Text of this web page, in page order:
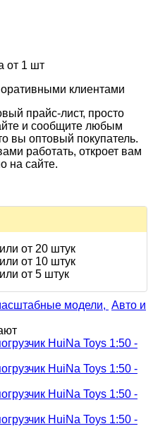
от 1 шт
клиентами
прайс-лист, просто
и сообщите любым
вы оптовый покупатель.
работать, откроет вам
на сайте.
от 20 штук
от 10 штук
от 5 штук
модели, Авто и